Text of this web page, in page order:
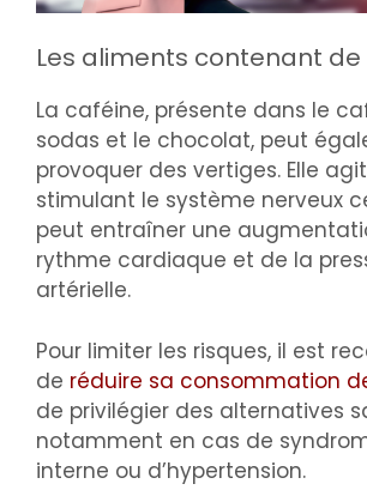
Les aliments contenant
La caféine, présente dans le
sodas et le chocolat, peut
provoquer des vertiges. Elle
stimulant le système nerveux
peut entraîner une
rythme cardiaque et de la
artérielle.
Pour limiter les risques, il est
de réduire sa consommation
de privilégier des alternatives
notamment en cas de
interne ou d’hypertension.